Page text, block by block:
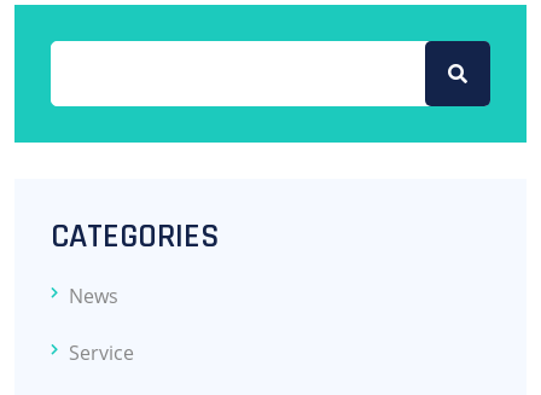
CATEGORIES
News
Service